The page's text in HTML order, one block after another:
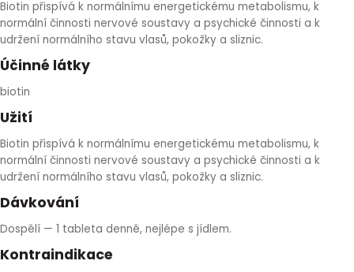
HLÍVA ÚSTŘIČNÁ
ČESNEK
ŽENŠEN
DETOXIKAČNÍ OČISTA ORGANISMU
ŠTÍTNÁ ŽLÁZA
KOENZYM Q10
MACA
SPECIÁLNÍ PÉČE O PLEŤ
AROMATERAPIE
STRIE A CELULITIDA
OPALOVÁNÍ
Biotin přispívá k normálnímu energetickému metabolismu, k
normální činnosti nervové soustavy a psychické činnosti a k
udržení normálního stavu vlasů, pokožky a sliznic.
Účinné látky
biotin
Užití
Biotin přispívá k normálnímu energetickému metabolismu, k
normální činnosti nervové soustavy a psychické činnosti a k
udržení normálního stavu vlasů, pokožky a sliznic.
Dávkování
Dospělí — 1 tableta denně, nejlépe s jídlem.
Kontraindikace